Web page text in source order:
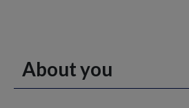
About you